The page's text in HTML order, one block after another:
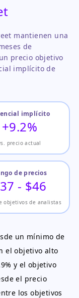
mantienen una
de
precio objetivo
implícito de
implícito
+9.2%
precio actual
de precios
- $46
objetivos de analistas
un mínimo de
el objetivo alto
y el objetivo
el precio
los objetivos